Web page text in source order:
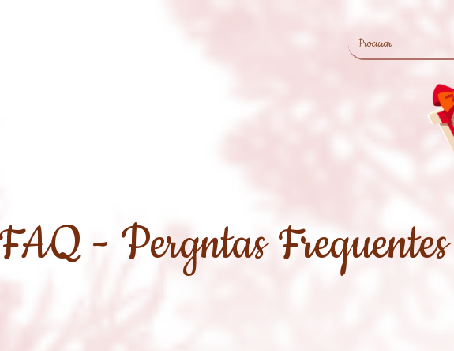
FAQ - Pergntas Frequentes